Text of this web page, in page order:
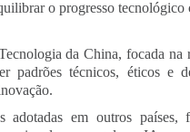
o progresso tecnológico
da China, focada na
padrões técnicos, éticos e
adotadas em outros